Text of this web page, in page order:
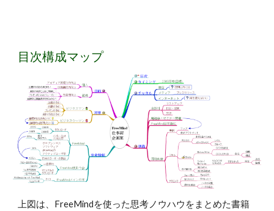
目次構成マップ
上図は、FreeMindを使った思考ノウハウをまとめた書籍